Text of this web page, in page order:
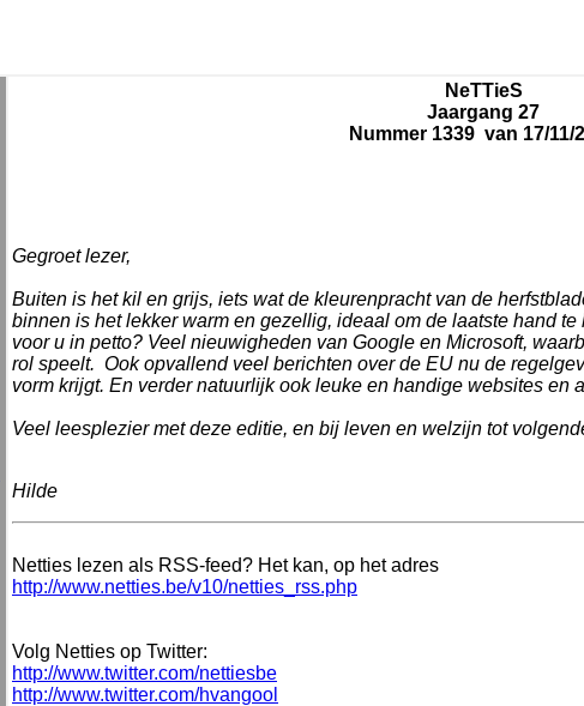
NeTTieS
Jaargang 27
Nummer 1339 van 17/11/
Gegroet lezer,
Buiten is het kil en grijs, iets wat de kleurenpracht van de
binnen is het lekker warm en gezellig, ideaal om de laatste hand
voor u in petto? Veel nieuwigheden van Google en Microsoft,
rol speelt. Ook opvallend veel berichten over de EU nu de
vorm krijgt. En verder natuurlijk ook leuke en handige websites en
Veel leesplezier met deze editie, en bij leven en welzijn tot
Hilde
Netties lezen als RSS-feed? Het kan, op het adres
http://www.netties.be/v10/netties_rss.php
Volg Netties op Twitter:
http://www.twitter.com/nettiesbe
http://www.twitter.com/hvangool